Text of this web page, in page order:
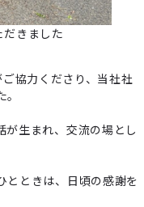
きました
協力くださり、当社社
生まれ、交流の場とし
とときは、日頃の感謝を